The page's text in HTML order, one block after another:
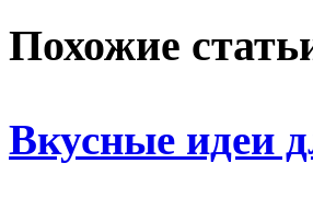
Похожие
Вкусные идеи